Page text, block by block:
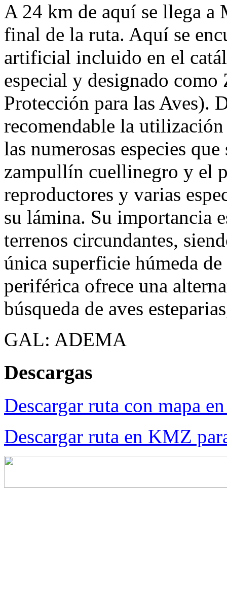
A 24 km de aquí se llega a
final de la ruta. Aquí se
artificial incluido en el
especial y designado
Protección para las Aves).
recomendable la
las numerosas especies
zampullín cuellinegro y el
reproductores y varias
su lámina. Su importancia
terrenos circundantes,
única superficie húmeda
periférica ofrece una
búsqueda de aves
GAL: ADEMA
Descargas
Descargar ruta con mapa
Descargar ruta en KMZ